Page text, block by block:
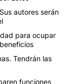
autores serán
para ocupar
Tendrán las
funciones